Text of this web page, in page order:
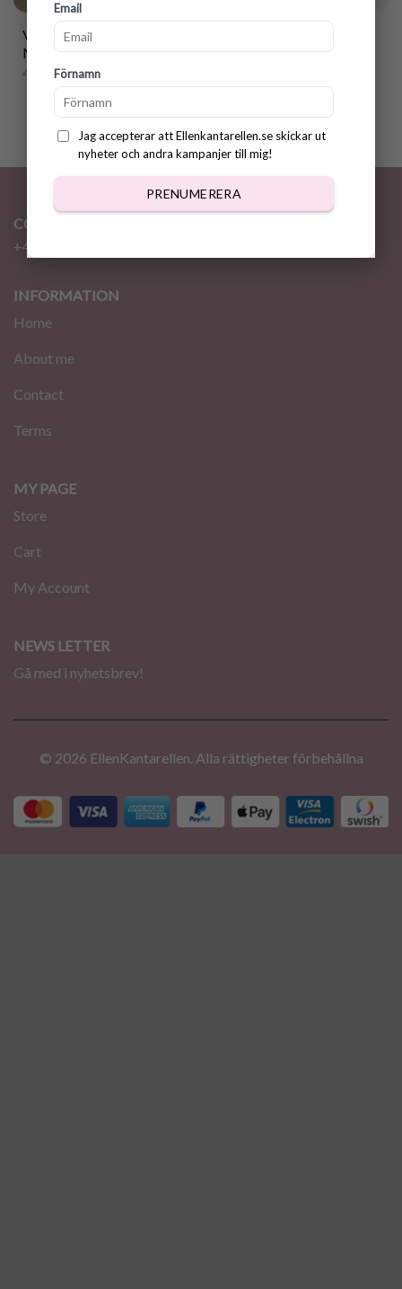
Email
Förnamn
Jag accepterar att Ellenkantarellen.se skickar ut
nyheter och andra kampanjer till mig!
PRENUMERERA
Virkmönster handväskan
Miley
40.00kr
Miranda
CONTACT
+46 72 310 46 48
INFORMATION
Home
About me
Contact
Terms
MY PAGE
Store
Cart
My Account
NEWS LETTER
Gå med i nyhetsbrev!
© 2026 EllenKantarellen. Alla rättigheter förbehållna